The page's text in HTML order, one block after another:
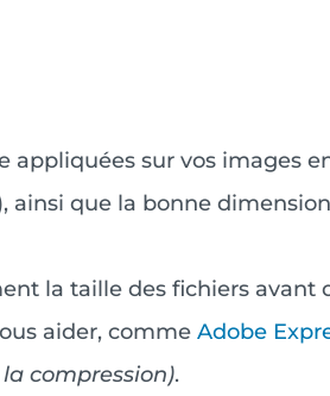
sur vos images
ainsi que la bonne
la taille des fichiers avant
aider, comme Adobe
compression).